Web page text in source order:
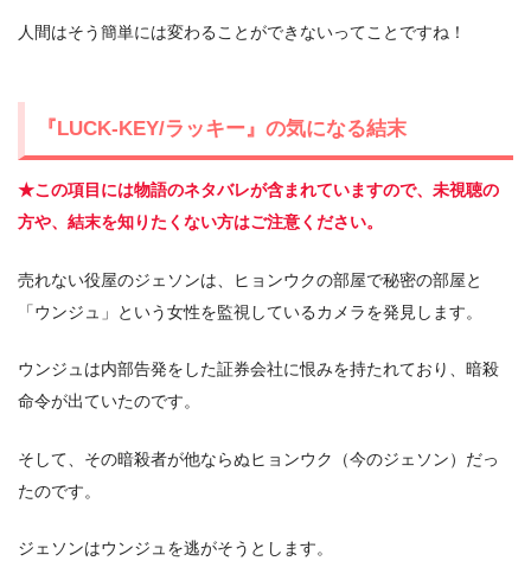
人間はそう簡単には変わることができないってことですね！
『LUCK-KEY/ラッキー』の気になる結末
★この項目には物語のネタバレが含まれていますので、未視聴の
方や、結末を知りたくない方はご注意ください。
売れない役屋のジェソンは、ヒョンウクの部屋で秘密の部屋と
「ウンジュ」という女性を監視しているカメラを発見します。
ウンジュは内部告発をした証券会社に恨みを持たれており、暗殺
命令が出ていたのです。
そして、その暗殺者が他ならぬヒョンウク（今のジェソン）だっ
たのです。
ジェソンはウンジュを逃がそうとします。